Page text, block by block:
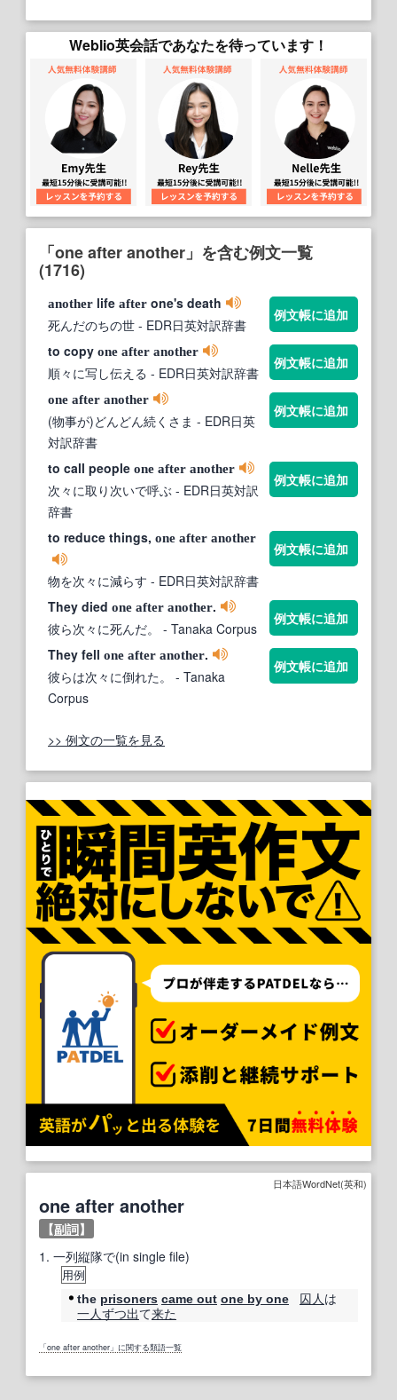
Weblio英会話であなたを待っています！
「one after another」を含む例文一覧
(1716)
another life after one's death
死んだのちの世 - EDR日英対訳辞書
例文帳に追加
to copy one after another
順々に写し伝える - EDR日英対訳辞書
例文帳に追加
one after another
(物事が)どんどん続くさま - EDR日英
対訳辞書
例文帳に追加
to call people one after another
次々に取り次いで呼ぶ - EDR日英対訳
辞書
例文帳に追加
to reduce things, one after another
物を次々に減らす - EDR日英対訳辞書
例文帳に追加
They died one after another.
彼ら次々に死んだ。
- Tanaka Corpus
例文帳に追加
They fell one after another.
彼らは次々に倒れた。
- Tanaka
Corpus
例文帳に追加
>> 例文の一覧を見る
日本語WordNet(英和)
one after another
【副詞】
1. 一列縦隊で(in single file)
用例
the prisoners came out one by one 囚人 は
一人ずつ出て来た
「one after another」に関する類語一覧